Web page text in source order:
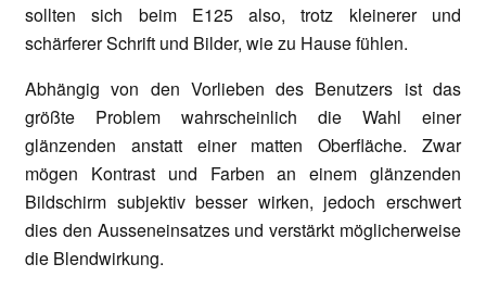
sollten sich beim E125 also, trotz kleinerer und
schärferer Schrift und Bilder, wie zu Hause fühlen.
Abhängig von den Vorlieben des Benutzers ist das
größte Problem wahrscheinlich die Wahl einer
glänzenden anstatt einer matten Oberfläche. Zwar
mögen Kontrast und Farben an einem glänzenden
Bildschirm subjektiv besser wirken, jedoch erschwert
dies den Ausseneinsatzes und verstärkt möglicherweise
die Blendwirkung.